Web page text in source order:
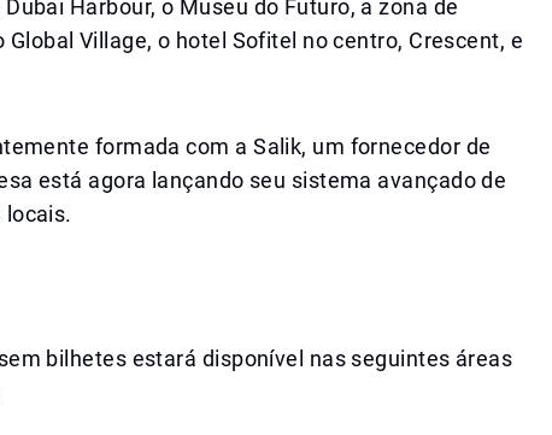
Harbour, o Museu do Futuro, a zona de
Village, o hotel Sofitel no centro, Crescent, e
formada com a Salik, um fornecedor de
está agora lançando seu sistema avançado de
bilhetes estará disponível nas seguintes áreas